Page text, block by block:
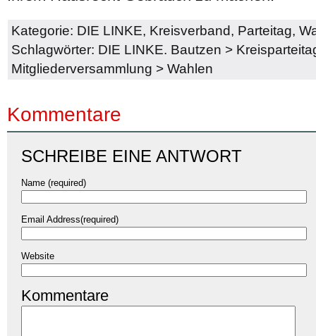
Kategorie: DIE LINKE, Kreisverband, Parteitag,
Schlagwörter: DIE LINKE. Bautzen >
Mitgliederversammlung > Wahlen
Kommentare
SCHREIBE EINE ANTWORT
Name (required)
Email Address(required)
Website
Kommentare